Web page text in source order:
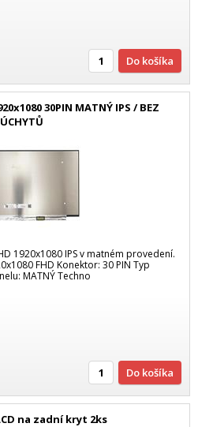
Do košíka
30PIN MATNÝ IPS / BEZ
ÚCHYTŮ
1920x1080 IPS v matném provedení.
FHD Konektor: 30 PIN Typ
MATNÝ Techno
Do košíka
na zadní kryt 2ks